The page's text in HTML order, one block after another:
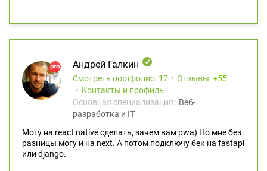
Андрей Галкин
Смотреть портфолио: 17 Отзывы:
55
Контакты и профиль
Основная специализация: Веб-
разработка и IT
Могу на react native сделать, зачем вам pwa) Но мне без
разницы могу и на next. А потом подключу бек на fastapi
или django.